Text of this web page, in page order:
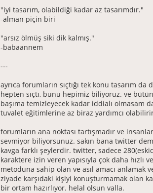
"iyi tasarım, olabildiği kadar az tasarımdır."
-alman piçin biri
"arsız ölmüş siki dik kalmış."
-babaannem
---
ayrıca forumların sıçtığı tek konu tasarım
hepten sıçtı, bunu hepimiz biliyoruz. ve
başıma temizleyecek kadar iddialı olmasam
tuvalet eğitimlerine az biraz yardımcı
forumların ana noktası tartışmadır ve
sevmiyor biliyorsunuz. sakın bana twitter
kavga farklı şeylerdir. twitter, sadece
karaktere izin veren yapısıyla çok daha hızlı
metoduna sahip olan ve asıl amacı anlamak
ziyade karşıdaki kişiyi konuşturmamak olan
bir ortam hazırlıyor. helal olsun valla.